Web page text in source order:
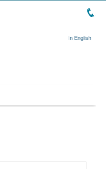
In English